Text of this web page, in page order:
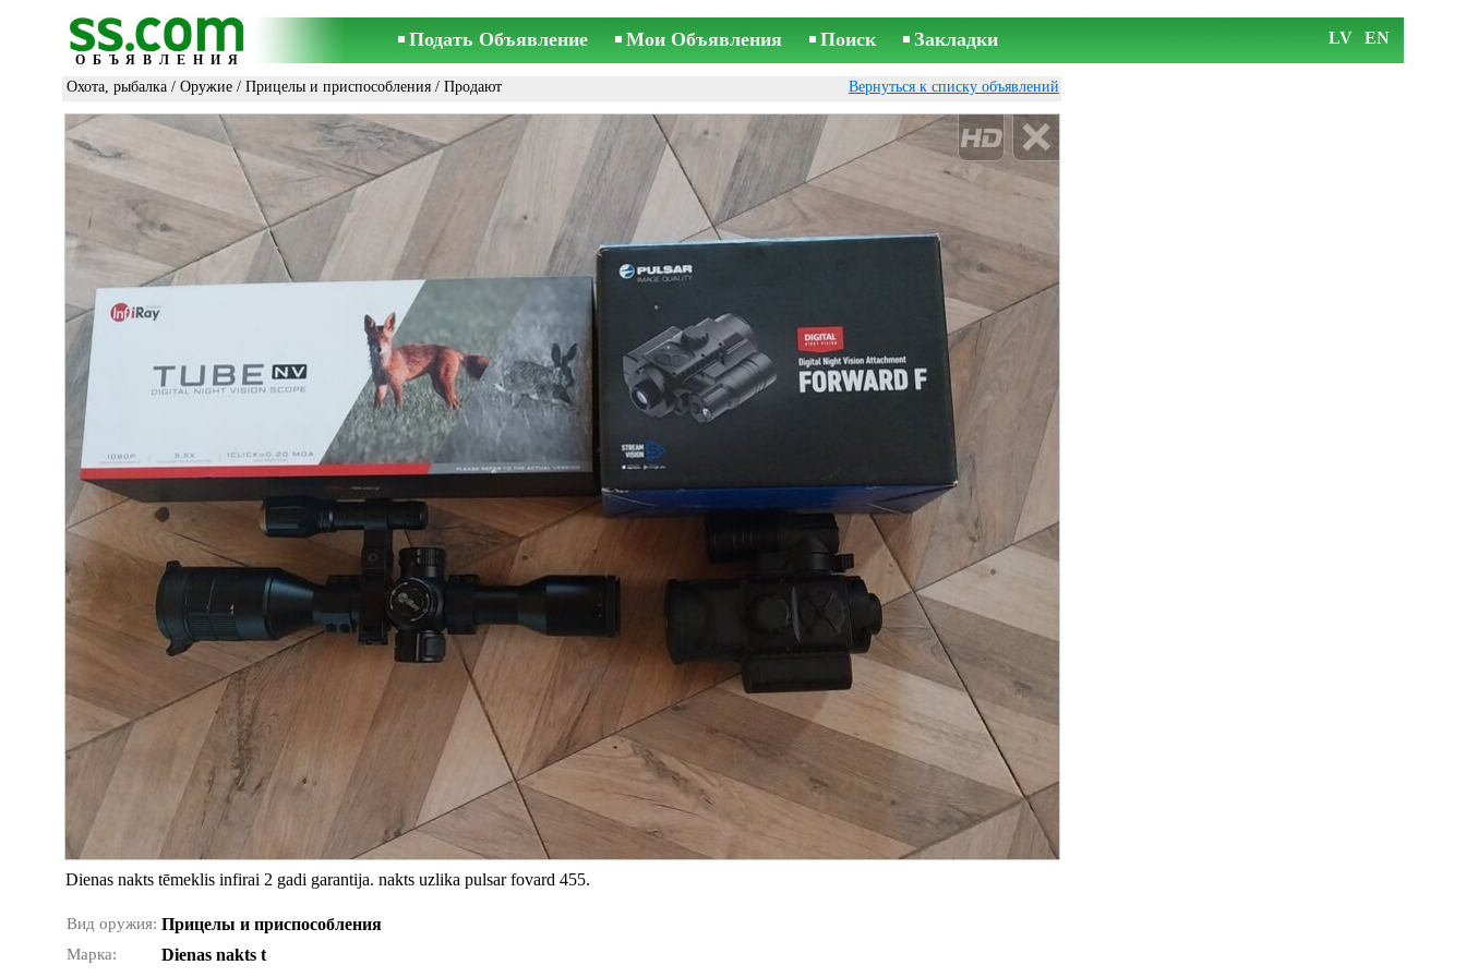
ОБЪЯВЛЕНИЯ
Подать Объявление Мои Объявления Поиск Закладки LV EN
Охота, рыбалка / Оружие / Прицелы и приспособления / Продают Вернуться к списку объявлений
Dienas nakts tēmeklis infirai 2 gadi garantija. nakts uzlika pulsar fovard 455.
Вид оружия: Прицелы и приспособления
Марка: Dienas nakts t